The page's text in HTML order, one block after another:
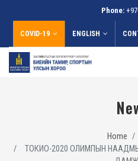
Phone:
COVID-19 ENGLISH
Home
ТОКИО-2020 ОЛИМПЫН